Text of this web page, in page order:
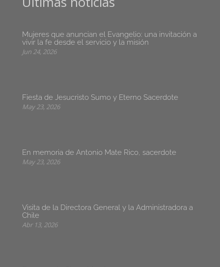
Mujeres que anuncian el Evangelio: una invitación a
vivir la fe desde el servicio y la misión
Jun 24, 2026
Fiesta de Jesucristo Sumo y Eterno Sacerdote
May 23, 2026
En memoria de Antonio Mate Rico, sacerdote
May 23, 2026
Visita de la Directora General y la Administradora a
Chile
Abr 13, 2026